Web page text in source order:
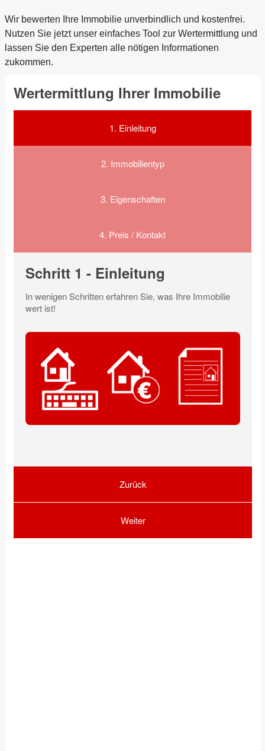
Wir bewerten Ihre Immobilie unverbindlich und kostenfrei.
Nutzen Sie jetzt unser einfaches Tool zur Wertermittlung und
lassen Sie den Experten alle nötigen Informationen
zukommen.